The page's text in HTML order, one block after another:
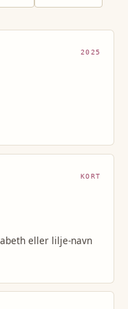
2025
KORT
eller lilje-navn